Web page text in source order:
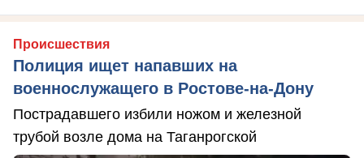
Происшествия
Полиция ищет напавших на
военнослужащего в Ростове-на-Дону
Пострадавшего избили ножом и железной
трубой возле дома на Таганрогской